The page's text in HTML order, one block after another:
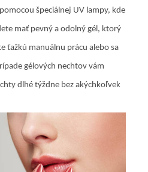
špeciálnej UV lampy, kde
mať pevný a odolný gél, ktorý
ťažkú manuálnu prácu alebo sa
gélových nechtov vám
dlhé týždne bez akýchkoľvek